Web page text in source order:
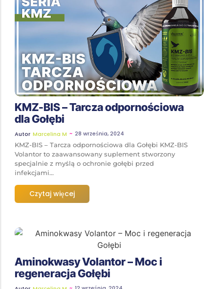
KMZ-BIS – Tarcza odpornościowa
dla Gołębi
Autor Marcelina M ~ 28 września, 2024
KMZ-BIS – Tarcza odpornościowa dla Gołębi KMZ-BIS
Volantor to zaawansowany suplement stworzony
specjalnie z myślą o ochronie gołębi przed
infekcjami...
Czytaj więcej
Aminokwasy Volantor – Moc i
regeneracja Gołębi